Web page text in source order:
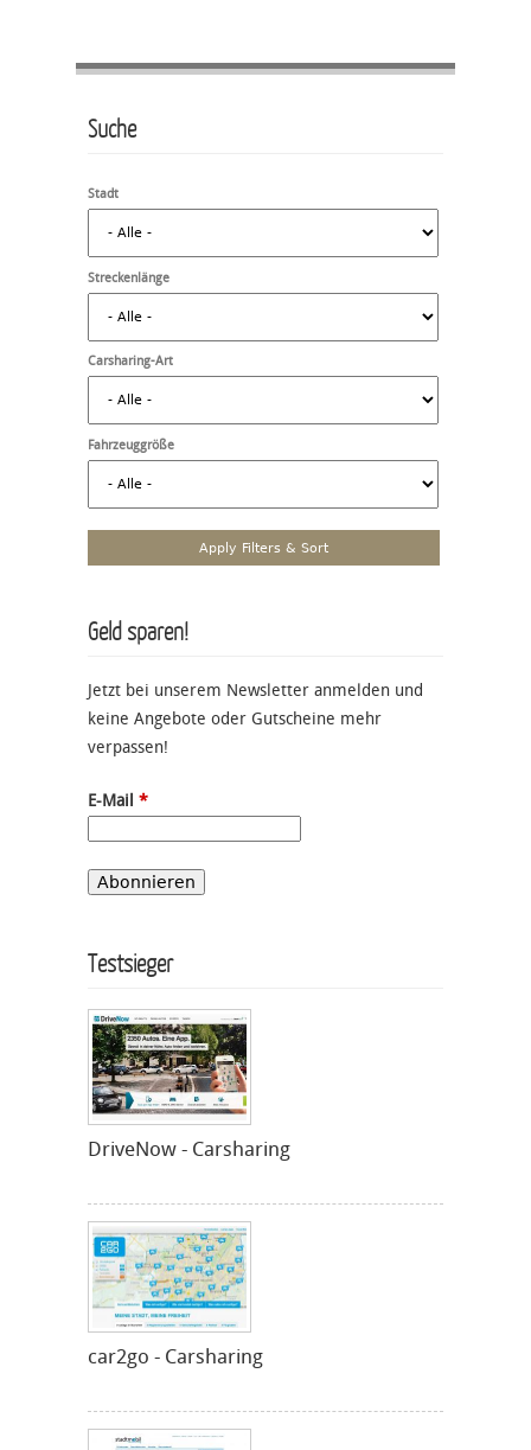
Suche
Stadt
Streckenlänge
Carsharing-Art
Fahrzeuggröße
Geld sparen!
Jetzt bei unserem Newsletter anmelden und
keine Angebote oder Gutscheine mehr
verpassen!
E-Mail *
Testsieger
DriveNow - Carsharing
car2go - Carsharing